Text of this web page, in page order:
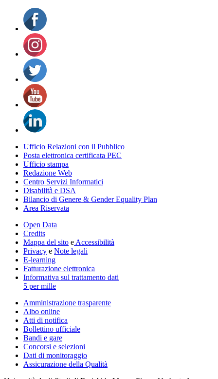
Ufficio Relazioni con il Pubblico
Posta elettronica certificata PEC
Ufficio stampa
Redazione Web
Centro Servizi Informatici
Disabilità e DSA
Bilancio di Genere & Gender Equality Plan
Area Riservata
Open Data
Credits
Mappa del sito e Accessibilità
Privacy e Note legali
E-learning
Fatturazione elettronica
Informativa sul trattamento dati
5 per mille
Amministrazione trasparente
Albo online
Atti di notifica
Bollettino ufficiale
Bandi e gare
Concorsi e selezioni
Dati di monitoraggio
Assicurazione della Qualità